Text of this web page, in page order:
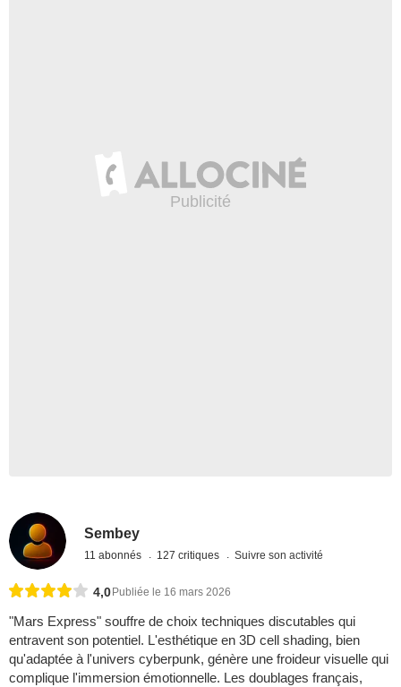
Sembey
11 abonnés 127 critiques Suivre son activité
4,0 Publiée le 16 mars 2026
"Mars Express" souffre de choix techniques discutables qui
entravent son potentiel. L'esthétique en 3D cell shading, bien
qu'adaptée à l'univers cyberpunk, génère une froideur visuelle qui
complique l'immersion émotionnelle. Les doublages français,